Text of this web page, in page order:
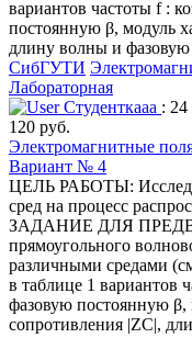
вариантов частоты f :
постоянную β, модуль
длину волны и фазовую
СибГУТИ
Лабораторная
Студенткааа : 24
120 руб.
Электромагнитные
Вариант № 4
ЦЕЛЬ РАБОТЫ:
сред на процесс
ЗАДАНИЕ ДЛЯ
прямоугольного
различными средами
в таблице 1 вариантов
фазовую постоянную β,
сопротивления |ZC|,